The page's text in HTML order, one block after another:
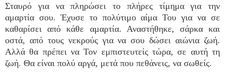
Σταυρό για να πληρώσει το πλήρες τίμημα για την
αμαρτία σου. Έχυσε το πολύτιμο αίμα Του για να σε
καθαρίσει από κάθε αμαρτία. Αναστήθηκε, σάρκα και
οστά, από τους νεκρούς για να σου δώσει αιώνια ζωή.
Αλλά θα πρέπει να Τον εμπιστευτείς τώρα, σε αυτή τη
ζωή. Θα είναι πολύ αργά, μετά που πεθάνεις, να σωθείς.